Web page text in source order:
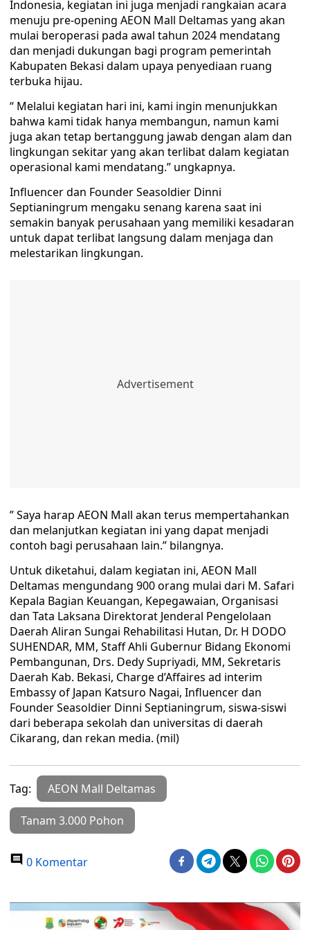
Indonesia, kegiatan ini juga menjadi rangkaian acara
menuju pre-opening AEON Mall Deltamas yang akan
mulai beroperasi pada awal tahun 2024 mendatang
dan menjadi dukungan bagi program pemerintah
Kabupaten Bekasi dalam upaya penyediaan ruang
terbuka hijau.
“ Melalui kegiatan hari ini, kami ingin menunjukkan
bahwa kami tidak hanya membangun, namun kami
juga akan tetap bertanggung jawab dengan alam dan
lingkungan sekitar yang akan terlibat dalam kegiatan
operasional kami mendatang.” ungkapnya.
Influencer dan Founder Seasoldier Dinni
Septianingrum mengaku senang karena saat ini
semakin banyak perusahaan yang memiliki kesadaran
untuk dapat terlibat langsung dalam menjaga dan
melestarikan lingkungan.
” Saya harap AEON Mall akan terus mempertahankan
dan melanjutkan kegiatan ini yang dapat menjadi
contoh bagi perusahaan lain.” bilangnya.
Untuk diketahui, dalam kegiatan ini, AEON Mall
Deltamas mengundang 900 orang mulai dari M. Safari
Kepala Bagian Keuangan, Kepegawaian, Organisasi
dan Tata Laksana Direktorat Jenderal Pengelolaan
Daerah Aliran Sungai Rehabilitasi Hutan, Dr. H DODO
SUHENDAR, MM, Staff Ahli Gubernur Bidang Ekonomi
Pembangunan, Drs. Dedy Supriyadi, MM, Sekretaris
Daerah Kab. Bekasi, Charge d’Affaires ad interim
Embassy of Japan Katsuro Nagai, Influencer dan
Founder Seasoldier Dinni Septianingrum, siswa-siswi
dari beberapa sekolah dan universitas di daerah
Cikarang, dan rekan media. (mil)
Tag: AEON Mall Deltamas
Tanam 3.000 Pohon
0 Komentar